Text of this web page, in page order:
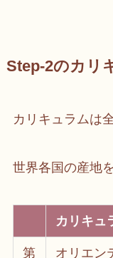
Step-2のカリ
カリキュラムは
世界各国の産地
カリキュ
第
オリエン